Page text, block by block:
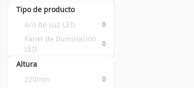
Tipo de producto
Aro de Luz LED
0
Panel de Iluminación
LED
0
Altura
220mm
0